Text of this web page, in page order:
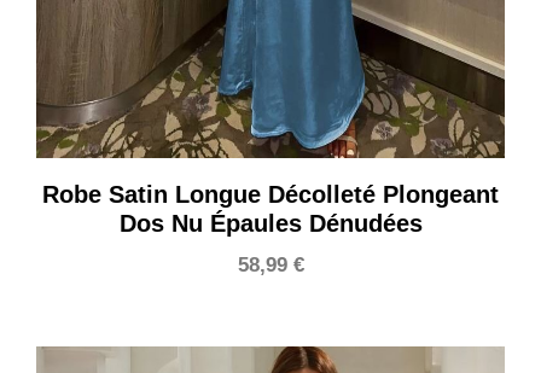
Robe Satin Longue Décolleté Plongeant
Dos Nu Épaules Dénudées
58,99 €